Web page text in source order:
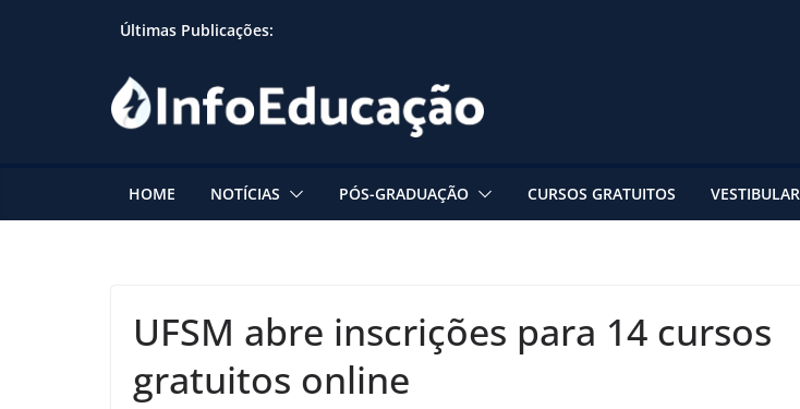
Últimas Publicações:
HOME NOTÍCIAS PÓS-GRADUAÇÃO CURSOS GRATUITOS VESTIBULAR
UFSM abre inscrições para 14 cursos
gratuitos online